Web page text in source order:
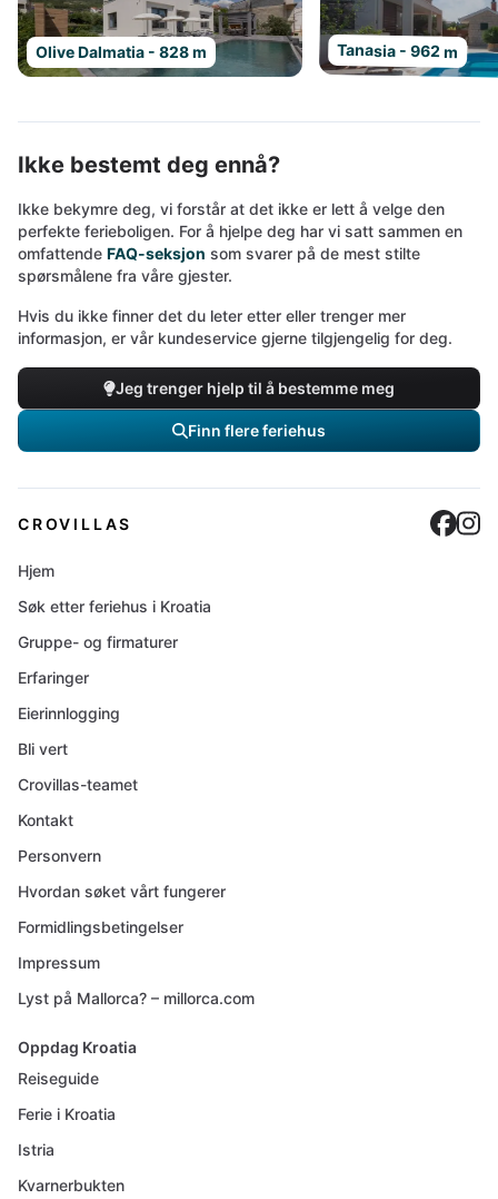
Olive Dalmatia - 828 m Tanasia - 962 m
Ikke bestemt deg ennå?
Ikke bekymre deg, vi forstår at det ikke er lett å velge den
perfekte ferieboligen. For å hjelpe deg har vi satt sammen en
omfattende FAQ-seksjon som svarer på de mest stilte
spørsmålene fra våre gjester.
Hvis du ikke finner det du leter etter eller trenger mer
informasjon, er vår kundeservice gjerne tilgjengelig for deg.
Jeg trenger hjelp til å bestemme meg
Finn flere feriehus
CROVILLAS
Hjem
Søk etter feriehus i Kroatia
Gruppe- og firmaturer
Erfaringer
Eierinnlogging
Bli vert
Crovillas-teamet
Kontakt
Personvern
Hvordan søket vårt fungerer
Formidlingsbetingelser
Impressum
Lyst på Mallorca? – millorca.com
Oppdag Kroatia
Reiseguide
Ferie i Kroatia
Istria
Kvarnerbukten